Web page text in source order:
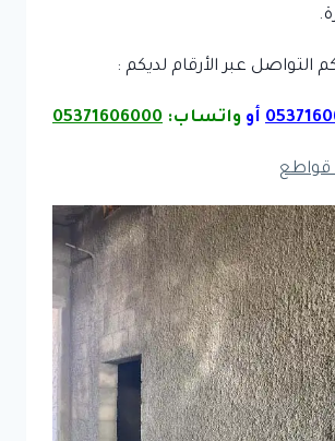
التواصل عبر الأرقام لديكم :
أو واتساب: 05371606000
قواطع